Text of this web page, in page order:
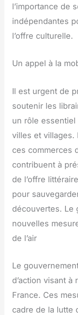
l’importance de
indépendantes
l’offre culturelle.
Un appel à la
Il est urgent de
soutenir les
un rôle
villes et villages.
ces commerces
contribuent à
de l’offre
pour
découvertes. Le
nouvelles
de l’air
Le
d’action visant à
France. Ces
cadre de la lutte